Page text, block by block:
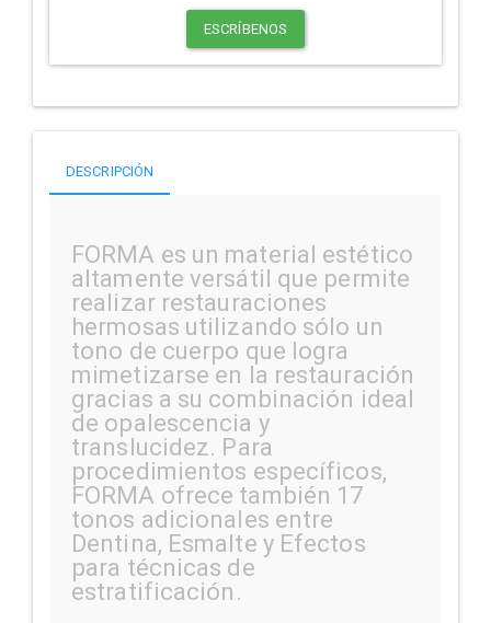
ESCRÍBENOS
DESCRIPCIÓN
FORMA es un material estético
altamente versátil que permite
realizar restauraciones
hermosas utilizando sólo un
tono de cuerpo que logra
mimetizarse en la restauración
gracias a su combinación ideal
de opalescencia y
translucidez. Para
procedimientos específicos,
FORMA ofrece también 17
tonos adicionales entre
Dentina, Esmalte y Efectos
para técnicas de
estratificación.